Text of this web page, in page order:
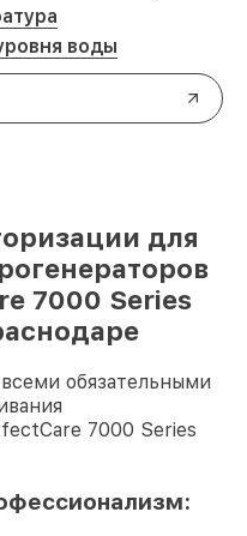
воды
для
7000 Series
обязательными
7000 Series